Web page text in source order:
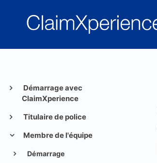
Démarrage avec
ClaimXperience
Titulaire de police
Membre de l'équipe
Démarrage